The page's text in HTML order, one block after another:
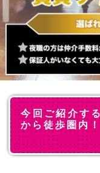
今回ご紹介す
から徒歩圏内！